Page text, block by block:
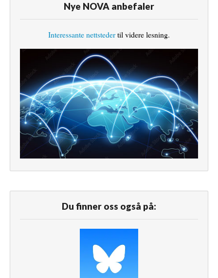
Nye NOVA anbefaler
Interessante nettstedertil videre lesning.
Du finner oss også på: